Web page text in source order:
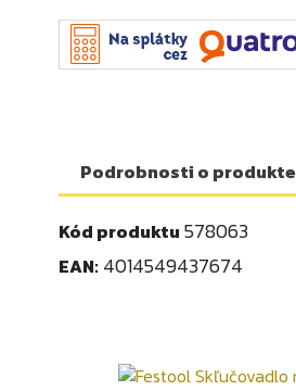
Podrobnosti o produkte
Kód produktu 578063
EAN: 4014549437674